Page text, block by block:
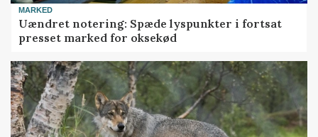
MARKED
Uændret notering: Spæde lyspunkter i fortsat
presset marked for oksekød